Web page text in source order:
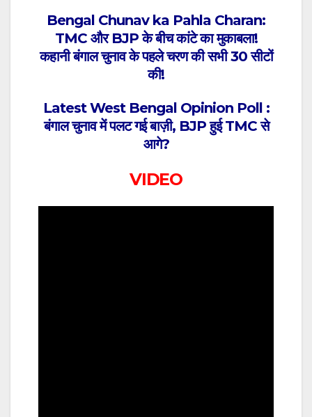
Bengal Chunav ka Pahla Charan:
TMC और BJP के बीच कांटे का मुकाबला!
कहानी बंगाल चुनाव के पहले चरण की सभी 30 सीटों
की!
Latest West Bengal Opinion Poll :
बंगाल चुनाव में पलट गई बाज़ी, BJP हुई TMC से
आगे?
VIDEO